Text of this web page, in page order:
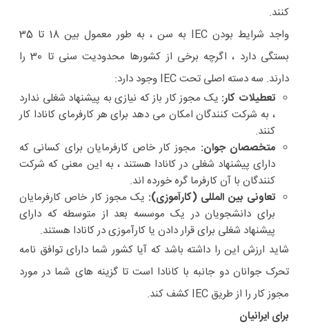
کنند.
واجد شرایط بودن IEC به سن ، به طور معمول بین 18 تا 35
بستگی دارد ، اگرچه برخی از کشورها محدودیت سنی تا 30 را
دارند. سه دسته اصلی تحت IEC وجود دارد:
تعطیلات کار: یک مجوز کار باز که نیازی به پیشنهاد شغلی ندارد
، به شرکت کنندگان امکان می دهد برای هر کارفرمای کانادا کار
کنند.
متخصصان جوان: مجوز کار خاص کارفرمایان برای کسانی که
دارای پیشنهاد شغلی در کانادا هستند ، به این معنی که شرکت
کنندگان با آن کارفرما گره خورده اند.
تعاونی بین المللی (کارآموزی): یک مجوز کار خاص کارفرمایان
برای دانشجویان در یک موسسه بعد از متوسطه که دارای
پیشنهاد شغلی برای قرار دادن یا کارآموزی در کانادا هستند.
شاید ارزش این را داشته باشد که آیا کشور شما دارای توافق نامه
تحرک جوانان دو جانبه با کانادا است تا گزینه های شما در مورد
مجوز کار را از طریق IEC کشف کند.
برای ایرانیان